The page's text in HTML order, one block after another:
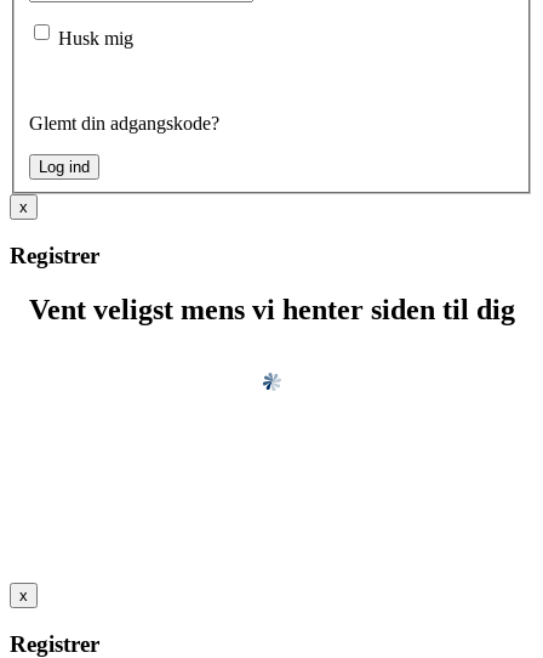
Husk mig
Glemt din adgangskode?
x
Registrer
Vent veligst mens vi henter siden til dig
x
Registrer